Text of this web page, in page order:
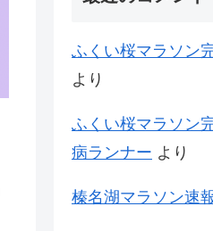
ふくい桜マラソン
より
ふくい桜マラソン
病ランナー より
榛名湖マラソン速